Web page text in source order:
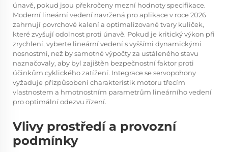
únavě, pokud jsou překročeny mezní hodnoty specifikace.
Moderní lineární vedení navržená pro aplikace v roce 2026
zahrnují povrchové kalení a optimalizované tvary kuliček,
které zvyšují odolnost proti únavě. Pokud je kritický výkon při
zrychlení, vyberte lineární vedení s vyššími dynamickými
nosnostmi, než by samotné výpočty za ustáleného stavu
naznačovaly, aby byl zajištěn bezpečnostní faktor proti
účinkům cyklického zatížení. Integrace se servopohony
vyžaduje přizpůsobení charakteristik motoru třecím
vlastnostem a hmotnostním parametrům lineárního vedení
pro optimální odezvu řízení.
Vlivy prostředí a provozní
podmínky